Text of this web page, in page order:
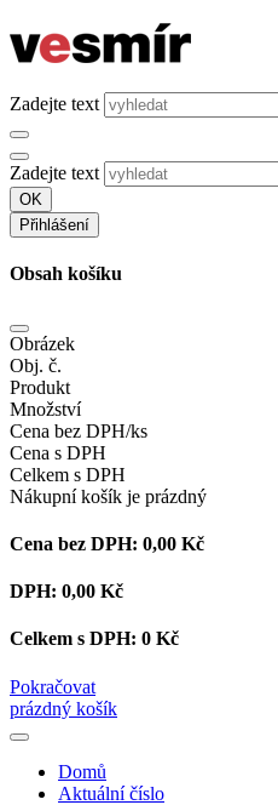
Zadejte text
Zadejte text
OK
Přihlášení
Obsah košíku
Obrázek
Obj. č.
Produkt
Množství
Cena bez DPH/ks
Cena s DPH
Celkem s DPH
Nákupní košík je prázdný
Cena bez DPH: 0,00 Kč
DPH: 0,00 Kč
Celkem s DPH: 0 Kč
Pokračovat
prázdný košík
Domů
Aktuální číslo